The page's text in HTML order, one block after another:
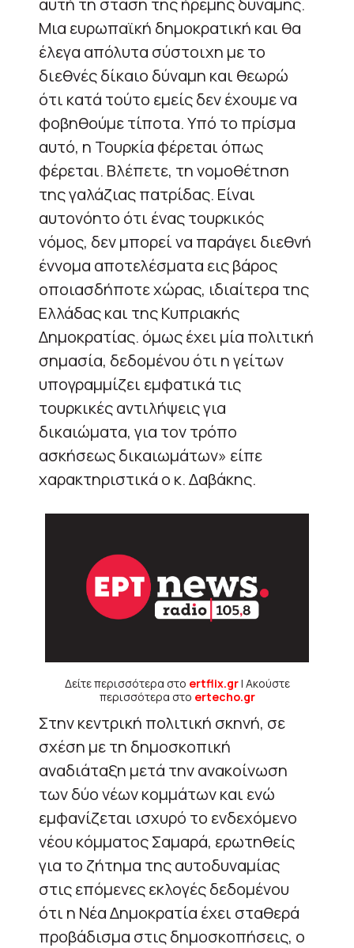
Μια ευρωπαϊκή δημοκρατική και θα
έλεγα απόλυτα σύστοιχη με το
διεθνές δίκαιο δύναμη και θεωρώ
ότι κατά τούτο εμείς δεν έχουμε να
φοβηθούμε τίποτα. Υπό το πρίσμα
αυτό, η Τουρκία φέρεται όπως
φέρεται. Βλέπετε, τη νομοθέτηση
της γαλάζιας πατρίδας. Είναι
αυτονόητο ότι ένας τουρκικός
νόμος, δεν μπορεί να παράγει διεθνή
έννομα αποτελέσματα εις βάρος
οποιασδήποτε χώρας, ιδιαίτερα της
Ελλάδας και της Κυπριακής
Δημοκρατίας. όμως έχει μία πολιτική
σημασία, δεδομένου ότι η γείτων
υπογραμμίζει εμφατικά τις
τουρκικές αντιλήψεις για
δικαιώματα, για τον τρόπο
ασκήσεως δικαιωμάτων» είπε
χαρακτηριστικά ο κ. Δαβάκης.
Δείτε περισσότερα στο ertflix.gr| Ακούστε
περισσότερα στο ertecho.gr
Στην κεντρική πολιτική σκηνή, σε
σχέση με τη δημοσκοπική
αναδιάταξη μετά την ανακοίνωση
των δύο νέων κομμάτων και ενώ
εμφανίζεται ισχυρό το ενδεχόμενο
νέου κόμματος Σαμαρά, ερωτηθείς
για το ζήτημα της αυτοδυναμίας
στις επόμενες εκλογές δεδομένου
ότι η Νέα Δημοκρατία έχει σταθερά
προβάδισμα στις δημοσκοπήσεις, ο